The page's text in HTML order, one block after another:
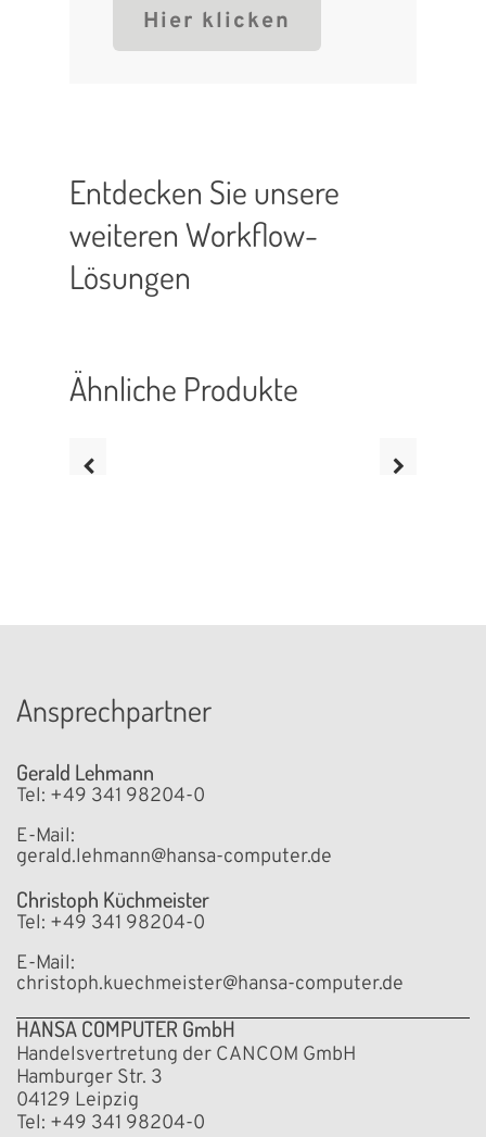
Hier klicken
Entdecken Sie unsere
weiteren Workflow-
Lösungen
Ähnliche Produkte
Ein kompakter, zuverlässiger und sicherer Drucker, wie
ihn kleine Unternehmen brauchen
Schnell,
Ansprechpartner
Gerald Lehmann
Tel: +49 341 98204-0
E-Mail:
gerald.lehmann@hansa-computer.de
Christoph Küchmeister
Tel: +49 341 98204-0
E-Mail:
christoph.kuechmeister@hansa-computer.de
HANSA COMPUTER GmbH
Handelsvertretung der CANCOM GmbH
Hamburger Str. 3
04129 Leipzig
Tel: +49 341 98204-0